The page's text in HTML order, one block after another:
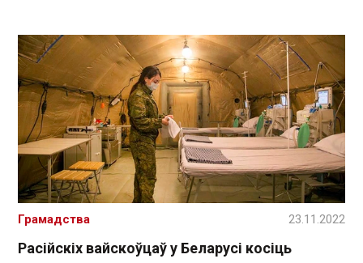
Расійскіх вайскоўцаў у Беларусі косіць
Грамадства 23.11.2022